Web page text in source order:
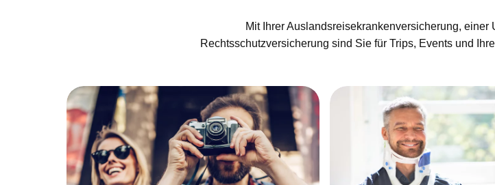
Mit Ihrer Auslandsreisekrankenversicherung,
Rechtsschutzversicherung sind Sie für Trips, Events und